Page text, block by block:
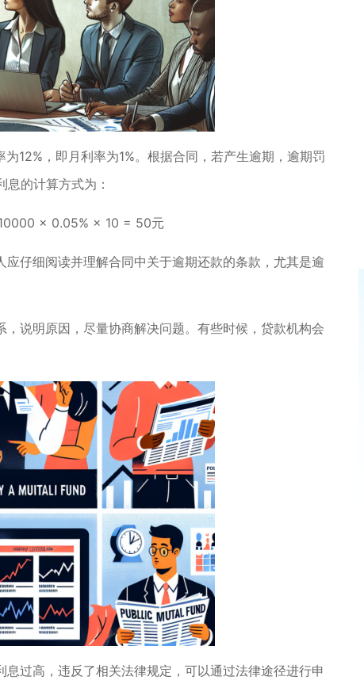
12%，即月利率为1%。根据合同，若产生逾期，逾期罚
的计算方式为：
× 0.05% × 10 = 50元
仔细阅读并理解合同中关于逾期还款的条款，尤其是逾
说明原因，尽量协商解决问题。有些时候，贷款机构会
过高，违反了相关法律规定，可以通过法律途径进行申